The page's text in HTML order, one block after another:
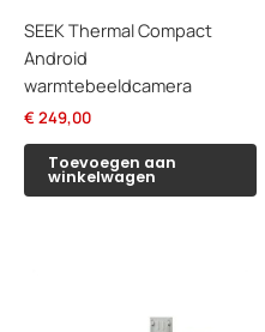
SEEK Thermal Compact
Android
warmtebeeldcamera
€ 249,00
Toevoegen aan
winkelwagen